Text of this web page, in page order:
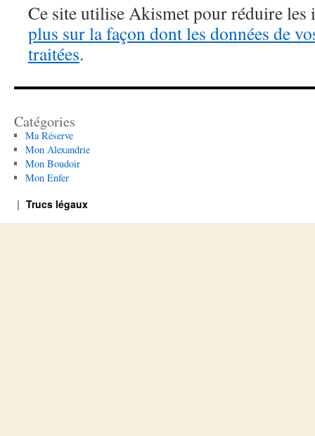
Ce site utilise Akismet pour réduire les
plus sur la façon dont les données de
traitées.
Catégories
Ma Réserve
Mon Alexandrie
Mon Boudoir
Mon Enfer
Trucs légaux